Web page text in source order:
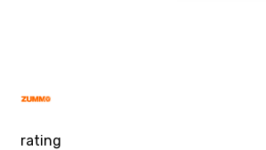
rating